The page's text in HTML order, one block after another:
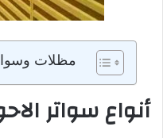
مظلات
أنواع سواتر